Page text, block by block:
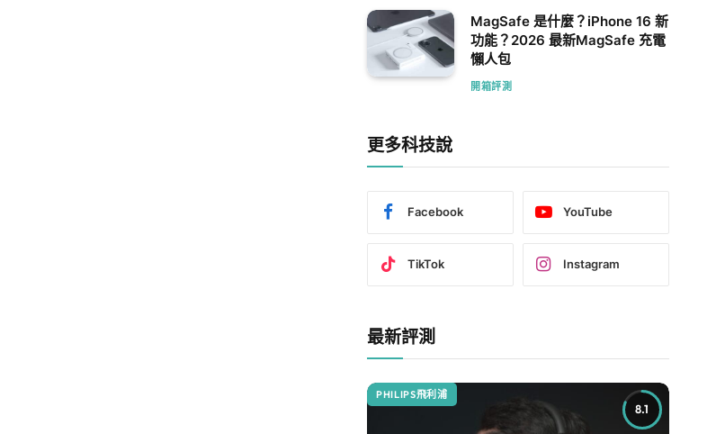
MagSafe 是什麼？iPhone 16 新
功能？2026 最新MagSafe 充電
懶人包
開箱評測
更多科技說
Facebook YouTube
TikTok Instagram
最新評測
8.1
PHILIPS飛利浦